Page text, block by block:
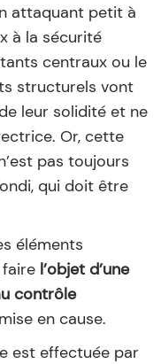
attaquant petit à
à la sécurité
centraux ou le
structurels vont
leur solidité et ne
Or, cette
pas toujours
qui doit être
éléments
l’objet d’une
contrôle
en cause.
est effectuée par